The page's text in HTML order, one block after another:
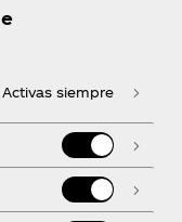
Activas siempre